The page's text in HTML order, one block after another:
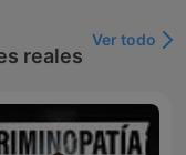
reales
Ver todo